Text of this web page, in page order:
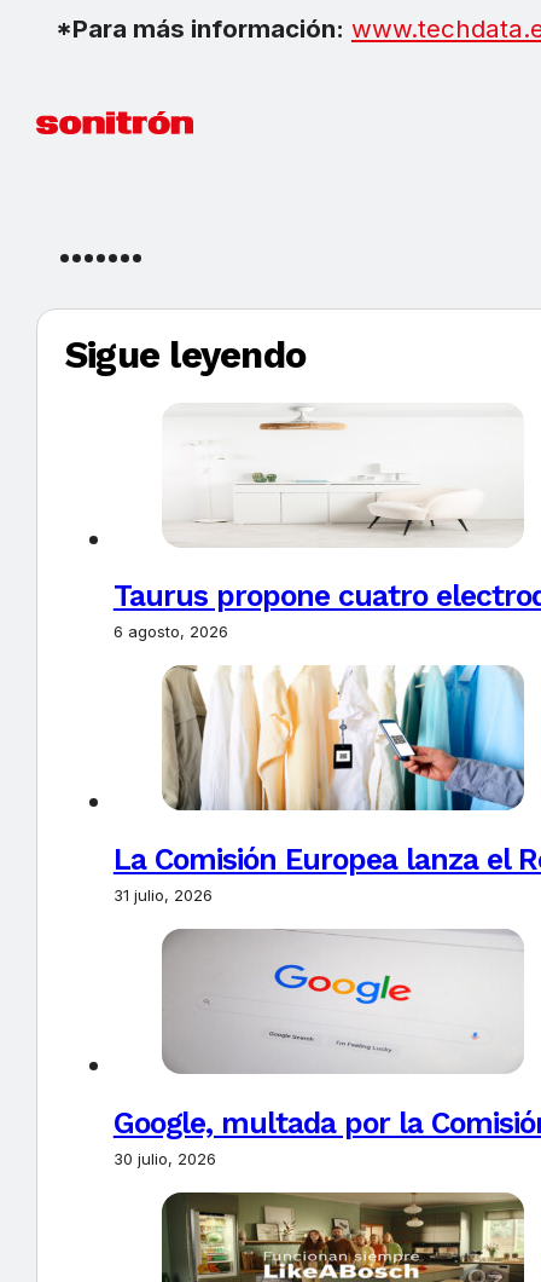
*Para más información:
Sigue leyendo
Taurus propone cuatro
6 agosto, 2026
La Comisión Europea lanza el
31 julio, 2026
Google, multada por la
30 julio, 2026